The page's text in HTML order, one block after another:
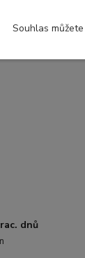
dnů
Souhlas